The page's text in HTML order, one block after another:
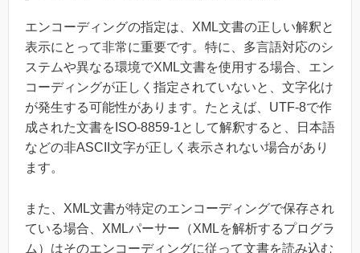
エンコーディングの指定は、XML文書の正しい解釈と
表示にとって非常に重要です。特に、多言語対応のシ
ステムや異なる環境でXML文書を使用する場合、エン
コーディングが正しく指定されていないと、文字化け
が発生する可能性があります。たとえば、UTF-8で作
成された文書をISO-8859-1として解釈すると、日本語
などの非ASCII文字が正しく表示されない場合があり
ます。
また、XML文書が特定のエンコーディングで保存され
ている場合、XMLパーサー（XMLを解析するプログラ
ム）はそのエンコーディングに従って文書を読み込む